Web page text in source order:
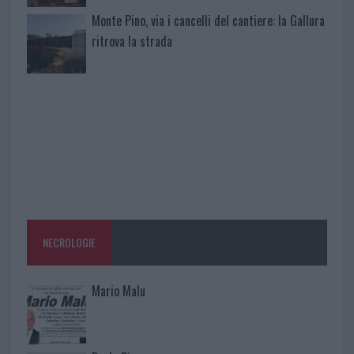
Monte Pino, via i cancelli del cantiere: la Gallura
ritrova la strada
NECROLOGIE
Mario Malu